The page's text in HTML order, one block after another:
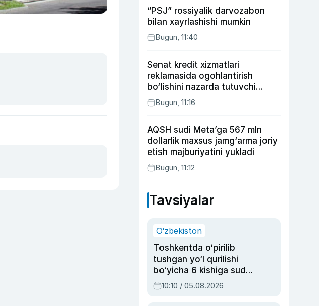
“PSJ” rossiyalik darvozabon
bilan xayrlashishi mumkin
Bugun, 11:40
Senat kredit xizmatlari
reklamasida ogohlantirish
bo‘lishini nazarda tutuvchi
qonunni ma’qulladi
Bugun, 11:16
AQSH sudi Meta’ga 567 mln
dollarlik maxsus jamg‘arma joriy
etish majburiyatini yukladi
Bugun, 11:12
Tavsiyalar
O‘zbekiston
Toshkentda o‘pirilib
tushgan yo‘l qurilishi
bo‘yicha 6 kishiga sud
hukmi o‘qildi
10:10 / 05.08.2026